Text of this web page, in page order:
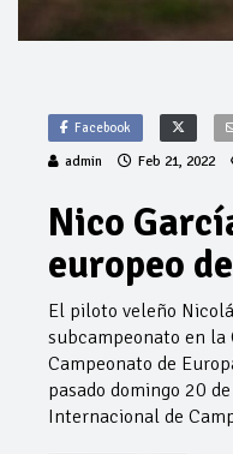
Facebook
admin Feb 21, 2022
Nico
europeo
El piloto veleño
subcampeonato en la
Campeonato de
pasado domingo 20
Internacional de